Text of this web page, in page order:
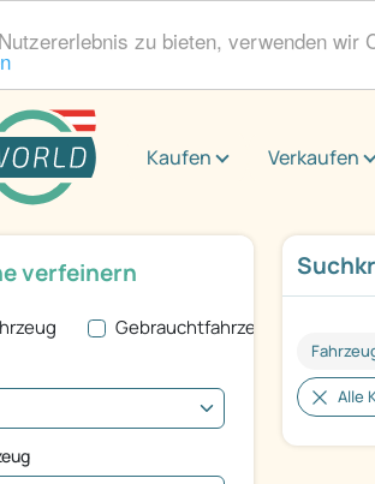
zu bieten, verwenden
Kaufen Verkaufen
Alle
verfeinern
Gebrauchtfahrzeug